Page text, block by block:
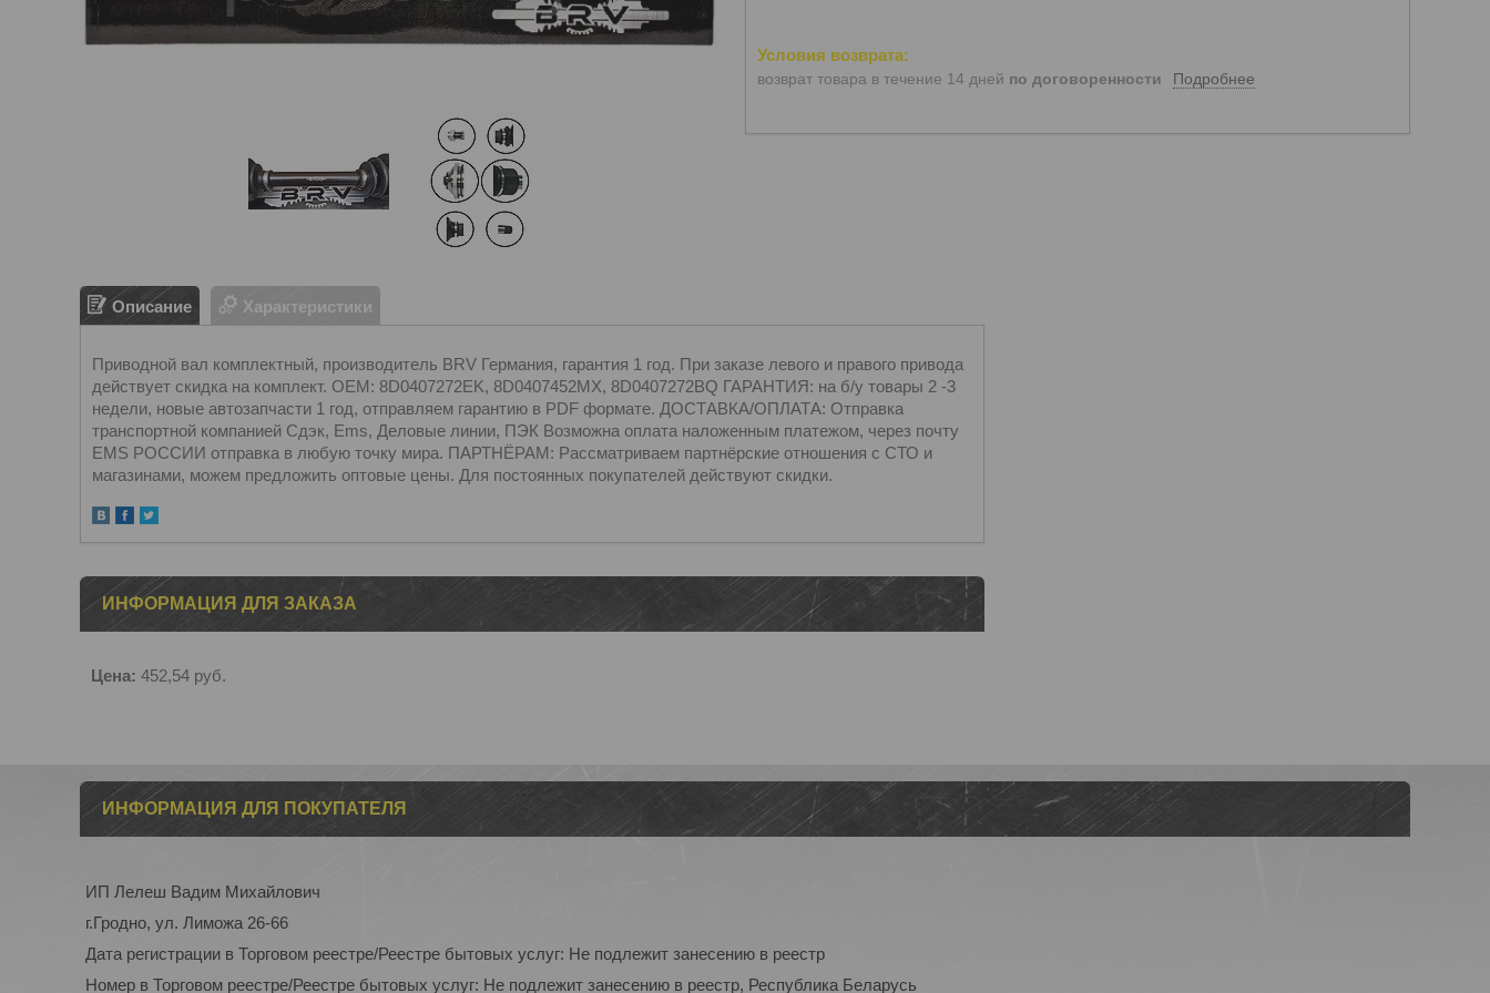
возврат товара в течение 14 дней по договоренности Подробнее
Описание Характеристики
Приводной вал комплектный, производитель BRV Германия, гарантия 1 год. При заказе левого и правого привода
действует скидка на комплект. OEM: 8D0407272EK, 8D0407452MX, 8D0407272BQ ГАРАНТИЯ: на б/у товары 2 -3
недели, новые автозапчасти 1 год, отправляем гарантию в PDF формате. ДОСТАВКА/ОПЛАТА: Отправка
транспортной компанией Сдэк, Ems, Деловые линии, ПЭК Возможна оплата наложенным платежом, через почту
EMS РОССИИ отправка в любую точку мира. ПАРТНЁРАМ: Рассматриваем партнёрские отношения с СТО и
магазинами, можем предложить оптовые цены. Для постоянных покупателей действуют скидки.
ИНФОРМАЦИЯ ДЛЯ ЗАКАЗА
Цена: 452,54 руб.
ИНФОРМАЦИЯ ДЛЯ ПОКУПАТЕЛЯ
ИП Лелеш Вадим Михайлович
г.Гродно, ул. Лиможа 26-66
Дата регистрации в Торговом реестре/Реестре бытовых услуг: Не подлежит занесению в реестр
Номер в Торговом реестре/Реестре бытовых услуг: Не подлежит занесению в реестр, Республика Беларусь